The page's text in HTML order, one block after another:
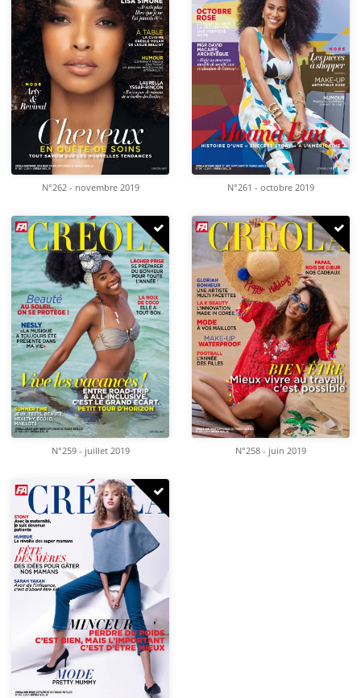
N°262 - novembre 2019 N°261 - octobre 2019
N°259 - juillet 2019 N°258 - juin 2019